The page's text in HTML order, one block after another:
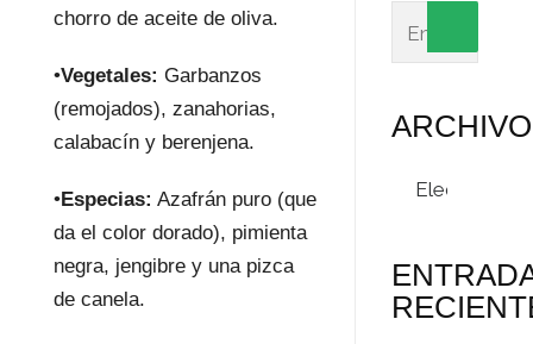
chorro de aceite de oliva.
•Vegetales: Garbanzos
(remojados), zanahorias,
calabacín y berenjena.
•Especias: Azafrán puro (que
da el color dorado), pimienta
negra, jengibre y una pizca
de canela.